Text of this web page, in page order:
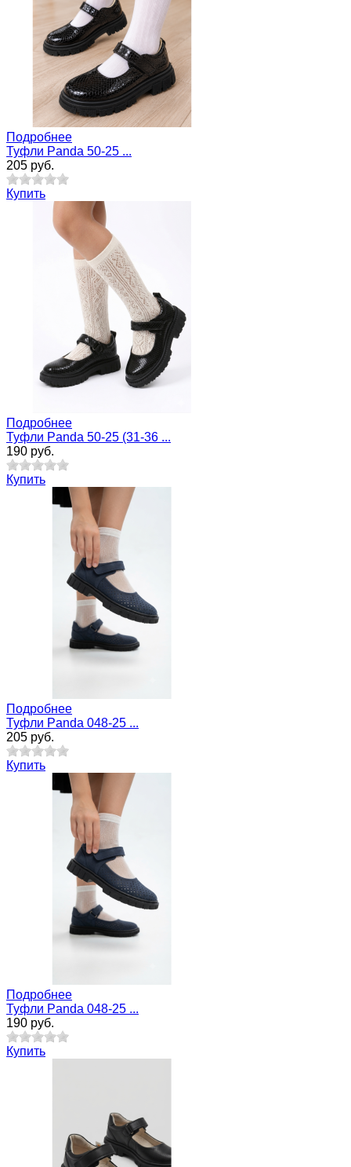
Подробнее
Туфли Panda 50-25 ...
205 руб.
Купить
Подробнее
Туфли Panda 50-25 (31-36 ...
190 руб.
Купить
Подробнее
Туфли Panda 048-25 ...
205 руб.
Купить
Подробнее
Туфли Panda 048-25 ...
190 руб.
Купить